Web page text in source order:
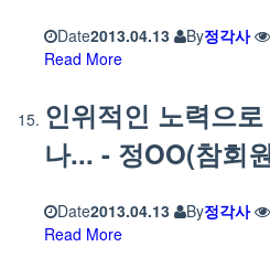
Date2013.04.13 By정각사
Read More
인위적인 노력으
나... - 정OO(참회
Date2013.04.13 By정각사
Read More